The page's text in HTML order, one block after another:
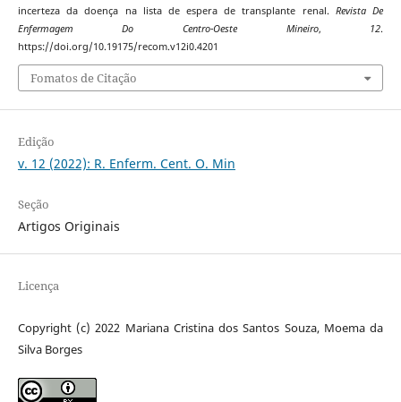
incerteza da doença na lista de espera de transplante renal. Revista De
Enfermagem Do Centro-Oeste Mineiro, 12.
https://doi.org/10.19175/recom.v12i0.4201
Fomatos de Citação
Edição
v. 12 (2022): R. Enferm. Cent. O. Min
Seção
Artigos Originais
Licença
Copyright (c) 2022 Mariana Cristina dos Santos Souza, Moema da
Silva Borges